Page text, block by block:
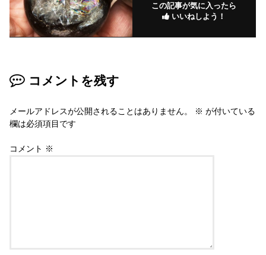
この記事が気に入ったら
いいねしよう！
コメントを残す
メールアドレスが公開されることはありません。 ※ が付いている
欄は必須項目です
コメント ※